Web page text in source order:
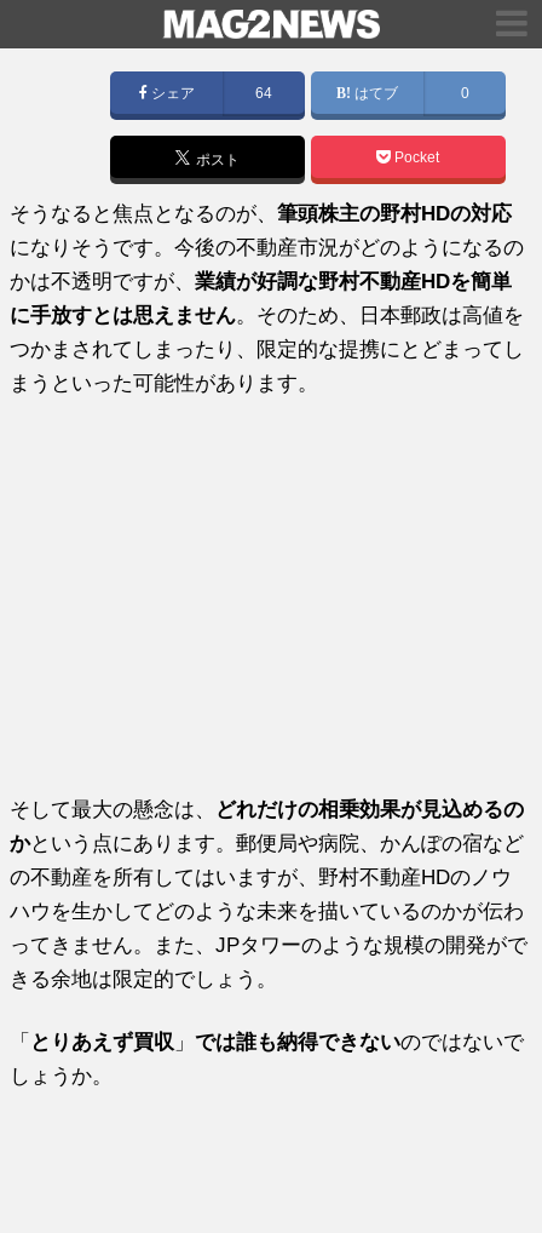
シェア 64 はてブ 0
ポスト Pocket
そうなると焦点となるのが、筆頭株主の野村HDの対応
になりそうです。今後の不動産市況がどのようになるの
かは不透明ですが、業績が好調な野村不動産HDを簡単
に手放すとは思えません。そのため、日本郵政は高値を
つかまされてしまったり、限定的な提携にとどまってし
まうといった可能性があります。
そして最大の懸念は、 どれだけの相乗効果が見込めるの
かという点にあります。郵便局や病院、かんぽの宿など
の不動産を所有してはいますが、野村不動産HDのノウ
ハウを生かしてどのような未来を描いているのかが伝わ
ってきません。また、JPタワーのような規模の開発がで
きる余地は限定的でしょう。
「 とりあえず買収 」では誰も納得できないのではないで
しょうか。